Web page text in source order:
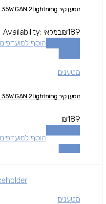
מטען קיר PG 35W GAN 2 lightning
₪189
Availability: במלאי
הוסף למועדפים
מטענים
מטען קיר PG 35W GAN 2 lightning
₪189
הוסף למועדפים
מטענים